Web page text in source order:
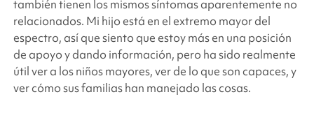
también tienen los mismos síntomas aparentemente no
relacionados. Mi hijo está en el extremo mayor del
espectro, así que siento que estoy más en una posición
de apoyo y dando información, pero ha sido realmente
útil ver a los niños mayores, ver de lo que son capaces, y
ver cómo sus familias han manejado las cosas.